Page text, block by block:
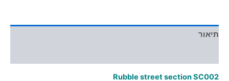
תיאור
Rubble street section SC002